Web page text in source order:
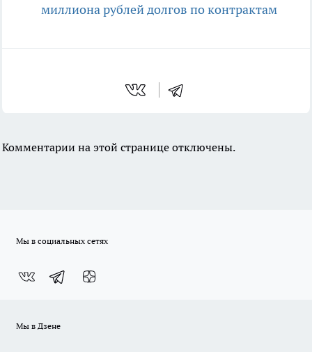
миллиона рублей долгов по контрактам
Комментарии на этой странице отключены.
Мы в социальных сетях
Мы в Дзене